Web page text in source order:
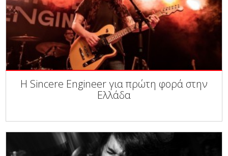
Η Sincere Engineer για πρώτη φορά στην
Ελλάδα